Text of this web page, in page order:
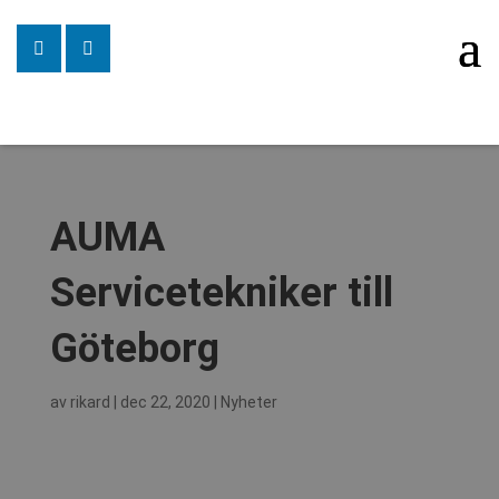
AUMA
Servicetekniker till
Göteborg
av rikard dec 22, 2020 Nyheter